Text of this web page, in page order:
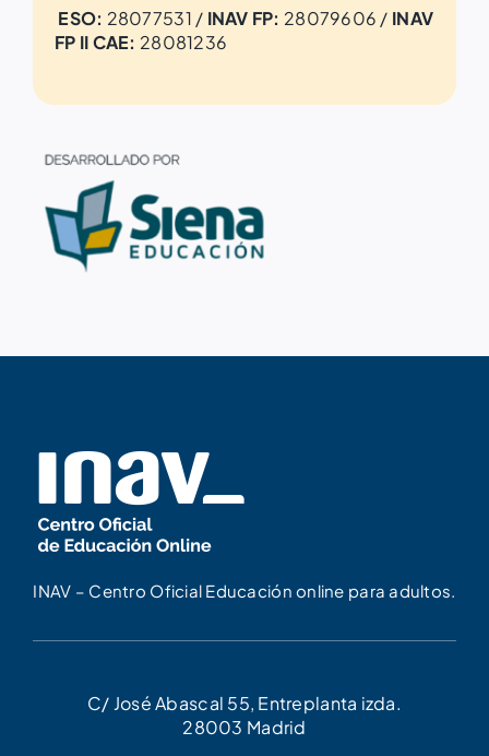
ESO: 28077531 / INAV FP: 28079606 / INAV
FP II CAE: 28081236
INAV – Centro Oficial Educación online para adultos.
C/ José Abascal 55, Entreplanta izda.
28003 Madrid